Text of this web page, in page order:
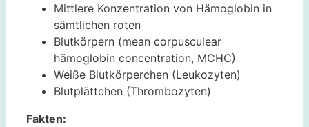
Mittlere Konzentration von Hämoglobin in
sämtlichen roten
Blutkörpern (mean corpusculear
hämoglobin concentration, MCHC)
Weiße Blutkörperchen (Leukozyten)
Blutplättchen (Thrombozyten)
Fakten: